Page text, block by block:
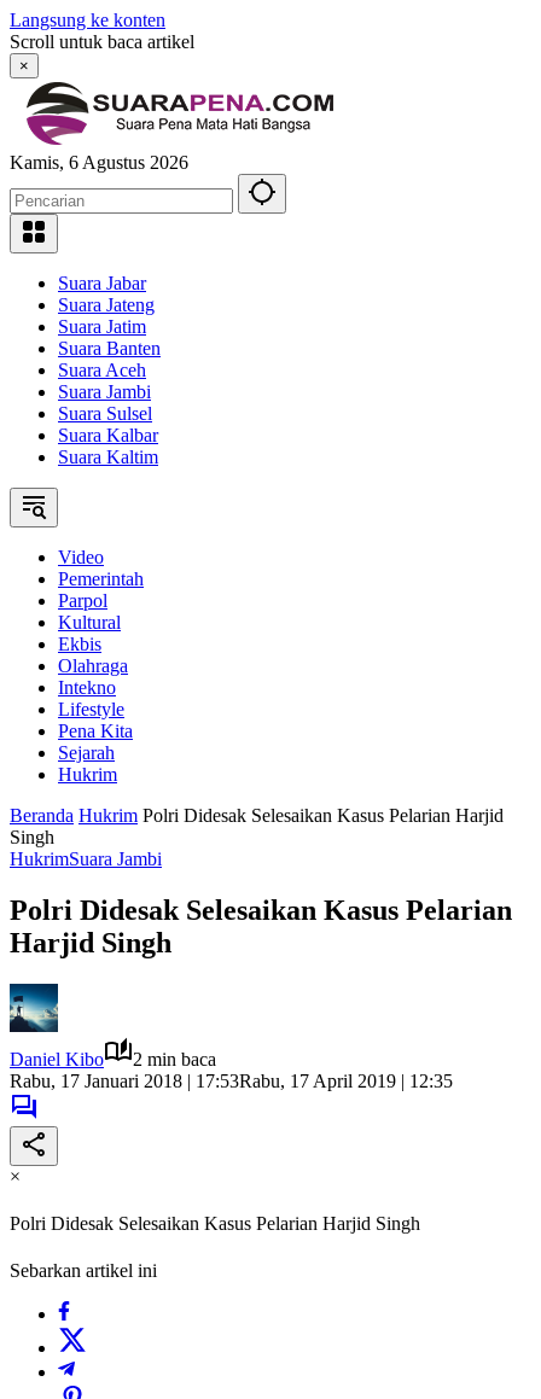
Langsung ke konten
Scroll untuk baca artikel
×
Kamis, 6 Agustus 2026
Suara Jabar
Suara Jateng
Suara Jatim
Suara Banten
Suara Aceh
Suara Jambi
Suara Sulsel
Suara Kalbar
Suara Kaltim
Video
Pemerintah
Parpol
Kultural
Ekbis
Olahraga
Intekno
Lifestyle
Pena Kita
Sejarah
Hukrim
Beranda Hukrim Polri Didesak Selesaikan Kasus Pelarian Harjid
Singh
HukrimSuara Jambi
Polri Didesak Selesaikan Kasus Pelarian
Harjid Singh
Daniel Kibo
2 min baca
Rabu, 17 Januari 2018 | 17:53Rabu, 17 April 2019 | 12:35
×
Polri Didesak Selesaikan Kasus Pelarian Harjid Singh
Sebarkan artikel ini